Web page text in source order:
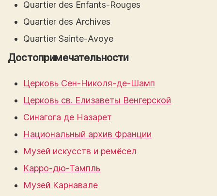
Quartier des Enfants-Rouges
Quartier des Archives
Quartier Sainte-Avoye
Достопримечательности
Церковь Сен-Николя-де-Шамп
Церковь св. Елизаветы Венгерской
Синагога де Назарет
Национальный архив Франции
Музей искусств и ремёсел
Карро-дю-Тампль
Музей Карнавале